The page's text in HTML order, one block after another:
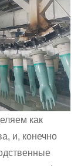
как
и, конечно